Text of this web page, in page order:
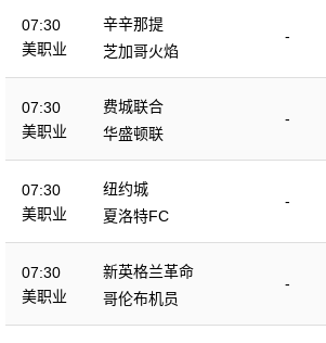
07:30
美职业
辛辛那提
-
芝加哥火焰
07:30
美职业
费城联合
-
华盛顿联
07:30
美职业
纽约城
-
夏洛特FC
07:30
美职业
新英格兰革命
-
哥伦布机员